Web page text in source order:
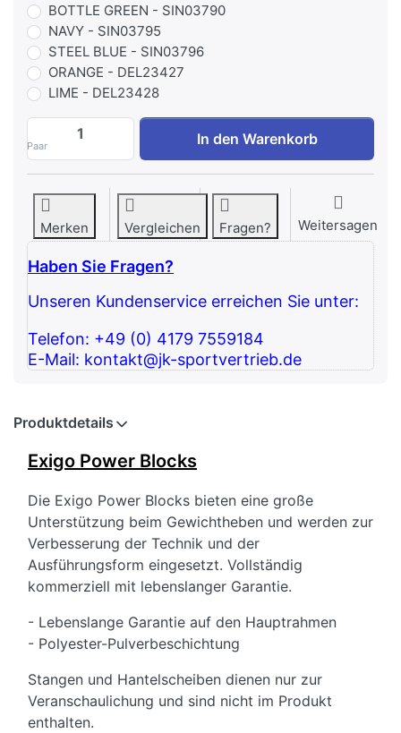
BOTTLE GREEN - SIN03790
NAVY - SIN03795
STEEL BLUE - SIN03796
ORANGE - DEL23427
LIME - DEL23428
Paar
Exigo Power Blocks zu 1.007,56 €,
In den Warenkorb
Merken Vergleichen Fragen? Weitersagen
Haben Sie Fragen?
Unseren Kundenservice erreichen Sie unter:
Telefon: +49 (0) 4179 7559184
E-Mail: kontakt@jk-sportvertrieb.de
Produktdetails
Exigo Power Blocks
Die Exigo Power Blocks bieten eine große
Unterstützung beim Gewichtheben und werden zur
Verbesserung der Technik und der
Ausführungsform eingesetzt. Vollständig
kommerziell mit lebenslanger Garantie.
- Lebenslange Garantie auf den Hauptrahmen
- Polyester-Pulverbeschichtung
Stangen und Hantelscheiben dienen nur zur
Veranschaulichung und sind nicht im Produkt
enthalten.